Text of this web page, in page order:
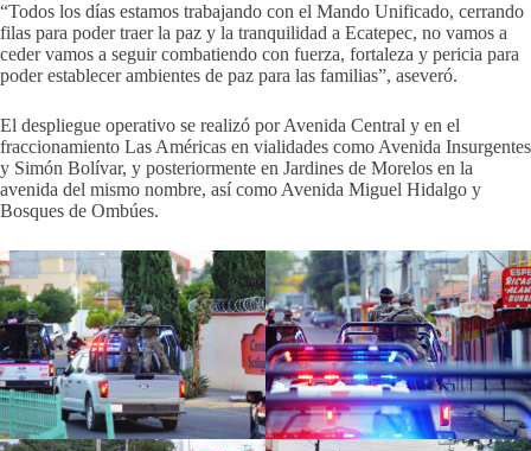
“Todos los días estamos trabajando con el Mando Unificado, cerrando
filas para poder traer la paz y la tranquilidad a Ecatepec, no vamos a
ceder vamos a seguir combatiendo con fuerza, fortaleza y pericia para
poder establecer ambientes de paz para las familias”, aseveró.
El despliegue operativo se realizó por Avenida Central y en el
fraccionamiento Las Américas en vialidades como Avenida Insurgentes
y Simón Bolívar, y posteriormente en Jardines de Morelos en la
avenida del mismo nombre, así como Avenida Miguel Hidalgo y
Bosques de Ombúes.